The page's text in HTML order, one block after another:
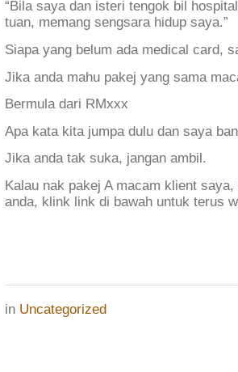
“Bila saya dan isteri tengok bil
tuan, memang sengsara hidup saya.”
Siapa yang belum ada medical card,
Jika anda mahu pakej yang sama
Bermula dari RMxxx
Apa kata kita jumpa dulu dan saya
Jika anda tak suka, jangan ambil.
Kalau nak pakej A macam klient
anda, klink link di bawah untuk terus
in Uncategorized